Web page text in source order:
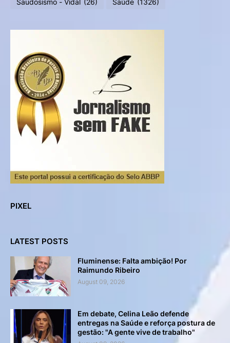
Saudosismo - Vidal (26) Saúde (1326)
PIXEL
LATEST POSTS
Fluminense: Falta ambição! Por
Raimundo Ribeiro
August 09, 2026
Em debate, Celina Leão defende
entregas na Saúde e reforça postura de
gestão: "A gente vive de trabalho"